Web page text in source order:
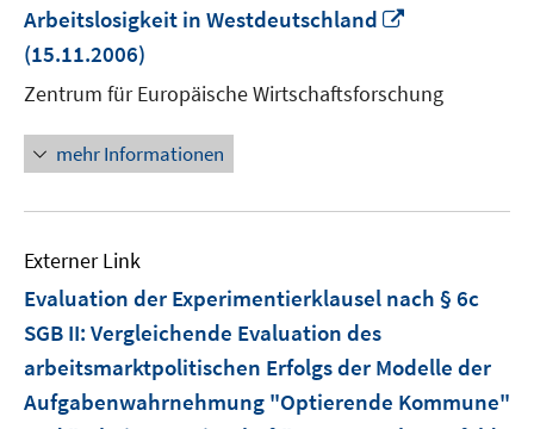
Arbeitslosigkeit in Westdeutschland
öffnen
(15.11.2006)
Zentrum für Europäische Wirtschaftsforschung
mehr Informationen
Externer Link
Evaluation der Experimentierklausel nach § 6c
SGB II: Vergleichende Evaluation des
arbeitsmarktpolitischen Erfolgs der Modelle der
Aufgabenwahrnehmung "Optierende Kommune"